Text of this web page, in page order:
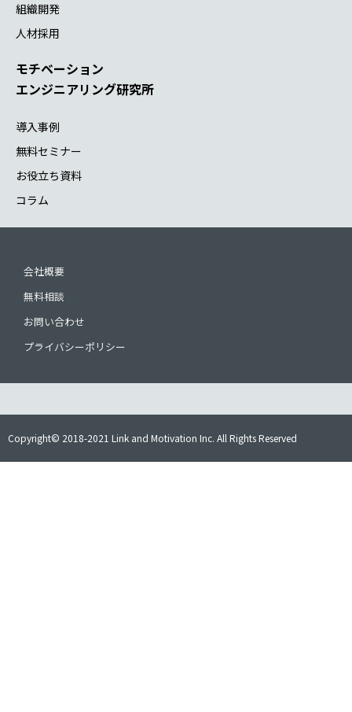
組織開発
人材採用
モチベーション
エンジニアリング研究所
導入事例
無料セミナー
お役立ち資料
コラム
会社概要
無料相談
お問い合わせ
プライバシーポリシー
Copyright© 2018-2021 Link and Motivation Inc. All Rights Reserved